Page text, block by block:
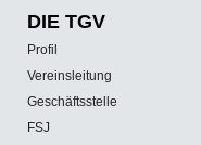
DIE TGV
Profil
Vereinsleitung
Geschäftsstelle
FSJ